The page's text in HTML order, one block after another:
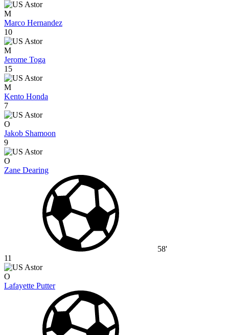
M
Marco Hernandez
10
M
Jerome Toga
15
M
Kento Honda
7
O
Jakob Shamoon
9
O
Zane Dearing
58'
11
O
Lafayette Putter